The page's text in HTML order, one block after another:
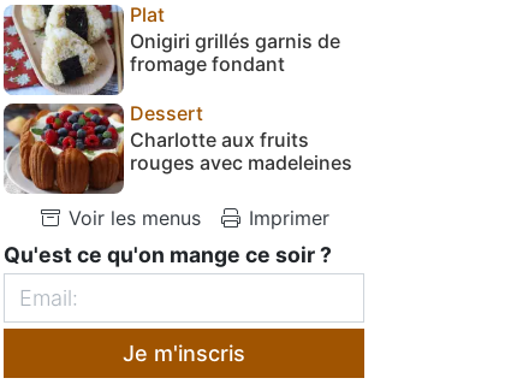
Plat
Onigiri grillés garnis de
fromage fondant
Dessert
Charlotte aux fruits
rouges avec madeleines
Voir les menus Imprimer
Qu'est ce qu'on mange ce soir ?
Je m'inscris